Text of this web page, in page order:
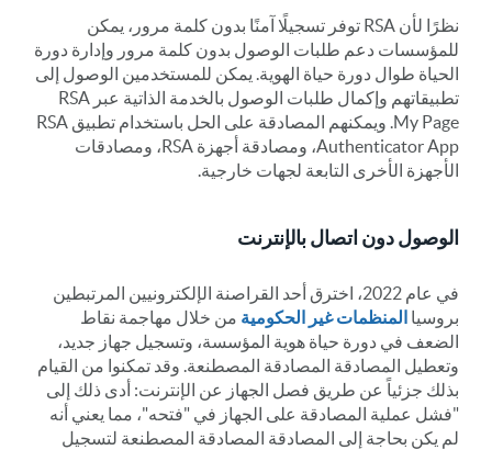
نظرًا لأن RSA توفر تسجيلًا آمنًا بدون كلمة مرور، يمكن
للمؤسسات دعم طلبات الوصول بدون كلمة مرور وإدارة دورة
الحياة طوال دورة حياة الهوية. يمكن للمستخدمين الوصول إلى
تطبيقاتهم وإكمال طلبات الوصول بالخدمة الذاتية عبر RSA
My Page. ويمكنهم المصادقة على الحل باستخدام تطبيق RSA
Authenticator App، ومصادقة أجهزة RSA، ومصادقات
الأجهزة الأخرى التابعة لجهات خارجية.
الوصول دون اتصال بالإنترنت
في عام 2022، اخترق أحد القراصنة الإلكترونيين المرتبطين
بروسيا المنظمات غير الحكومية من خلال مهاجمة نقاط
الضعف في دورة حياة هوية المؤسسة، وتسجيل جهاز جديد،
وتعطيل المصادقة المصادقة المصطنعة. وقد تمكنوا من القيام
بذلك جزئياً عن طريق فصل الجهاز عن الإنترنت: أدى ذلك إلى
"فشل عملية المصادقة على الجهاز في "فتحه"، مما يعني أنه
لم يكن بحاجة إلى المصادقة المصادقة المصطنعة لتسجيل